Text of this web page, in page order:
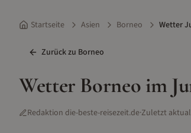
Startseite Asien Borneo Wetter
Zurück zu Borneo
Wetter Borneo im
Redaktion die-beste-reisezeit.de·Zuletzt